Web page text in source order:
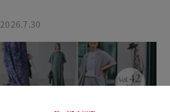
2026.7.30